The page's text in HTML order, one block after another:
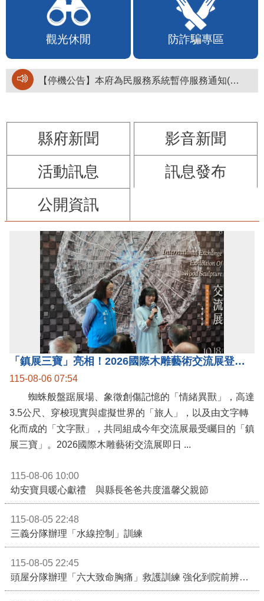
觀光休閒 防詐騙專區
【停機公告】本府為民服務系統暫停服務通知(停止服務時間：115年8月6日17時至19時)
縣府新聞
影音新聞
活動訊息
訊息發布
公開資訊
「鎮展三寶」亮相！2026國際木雕藝術交流展登場 國際木雕競賽得獎入圍名單同步揭曉
115-08-06 07:54
蜘蛛般盤踞展場、象徵創傷記憶的「情緒異獸」，高達
3.5公尺、穿梭現實與虛擬世界的「旅人」，以及由文字轉
化而成的「文字獸」，共同組成今年交流展最受矚目的「鎮
展三寶」。2026國際木雕藝術交流展即日 ...
115-08-06 10:00
幼安寶貝暖心獻禮 與縣長爸爸共度溫馨父親節
115-08-05 22:48
三義分隊辦理「水線控制」訓練
115-08-05 22:45
頭屋分隊辦理「六大致命胸痛」救護訓練 強化到院前辨識能力 提升緊急救護品質